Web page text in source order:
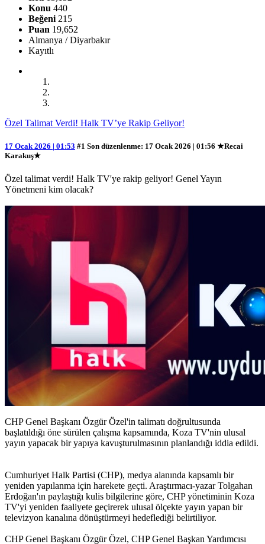
Konu 440
Beğeni 215
Puan 19,652
Almanya / Diyarbakır
Kayıtlı
Özel Talimat Verdi! Halk TV’ye Rakip Geliyor!
17 Ocak 2026 | 01:53 #1 Son düzenlenme: 17 Ocak 2026 | 01:56 ★Recai
Karakuş★
Özel talimat verdi! Halk TV'ye rakip geliyor! Genel Yayın
Yönetmeni kim olacak?
CHP Genel Başkanı Özgür Özel'in talimatı doğrultusunda
başlatıldığı öne sürülen çalışma kapsamında, Koza TV'nin ulusal
yayın yapacak bir yapıya kavuşturulmasının planlandığı iddia edildi.
Cumhuriyet Halk Partisi (CHP), medya alanında kapsamlı bir
yeniden yapılanma için harekete geçti. Araştırmacı-yazar Tolgahan
Erdoğan'ın paylaştığı kulis bilgilerine göre, CHP yönetiminin Koza
TV'yi yeniden faaliyete geçirerek ulusal ölçekte yayın yapan bir
televizyon kanalına dönüştürmeyi hedeflediği belirtiliyor.
CHP Genel Başkanı Özgür Özel, CHP Genel Başkan Yardımcısı